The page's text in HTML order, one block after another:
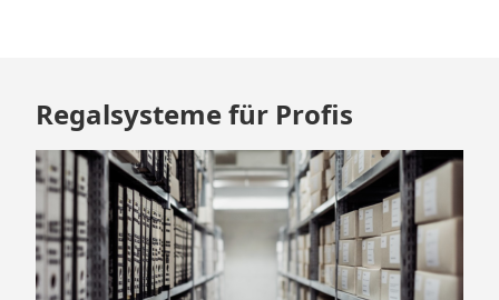
Zum
Footer
springen
Regalsysteme für Profis